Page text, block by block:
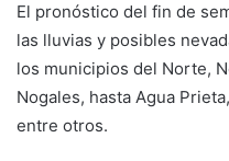
El pronóstico del fin de
las lluvias y posibles
los municipios del Norte,
Nogales, hasta Agua
entre otros.